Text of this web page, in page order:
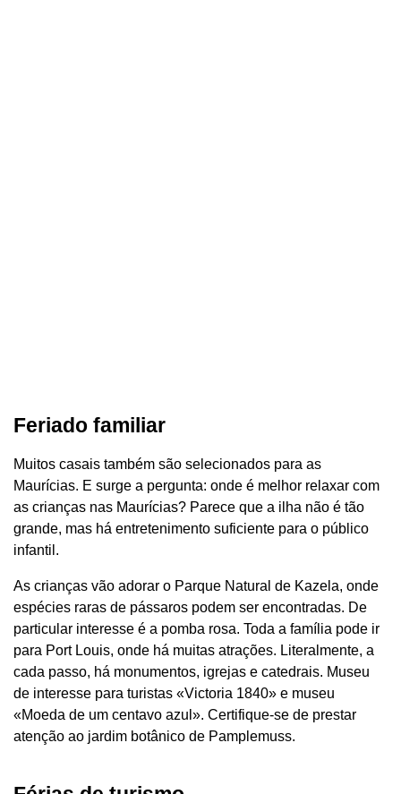
Feriado familiar
Muitos casais também são selecionados para as
Maurícias. E surge a pergunta: onde é melhor relaxar com
as crianças nas Maurícias? Parece que a ilha não é tão
grande, mas há entretenimento suficiente para o público
infantil.
As crianças vão adorar o Parque Natural de Kazela, onde
espécies raras de pássaros podem ser encontradas. De
particular interesse é a pomba rosa. Toda a família pode ir
para Port Louis, onde há muitas atrações. Literalmente, a
cada passo, há monumentos, igrejas e catedrais. Museu
de interesse para turistas «Victoria 1840» e museu
«Moeda de um centavo azul». Certifique-se de prestar
atenção ao jardim botânico de Pamplemuss.